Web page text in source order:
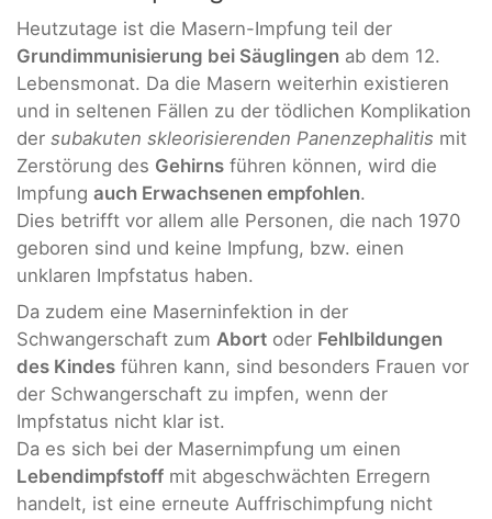
Heutzutage ist die Masern-Impfung teil der
Grundimmunisierung bei Säuglingen ab dem 12.
Lebensmonat. Da die Masern weiterhin existieren
und in seltenen Fällen zu der tödlichen Komplikation
der subakuten skleorisierenden Panenzephalitis mit
Zerstörung des Gehirns führen können, wird die
Impfung auch Erwachsenen empfohlen.
Dies betrifft vor allem alle Personen, die nach 1970
geboren sind und keine Impfung, bzw. einen
unklaren Impfstatus haben.
Da zudem eine Maserninfektion in der
Schwangerschaft zum Abort oder Fehlbildungen
des Kindes führen kann, sind besonders Frauen vor
der Schwangerschaft zu impfen, wenn der
Impfstatus nicht klar ist.
Da es sich bei der Masernimpfung um einen
Lebendimpfstoff mit abgeschwächten Erregern
handelt, ist eine erneute Auffrischimpfung nicht